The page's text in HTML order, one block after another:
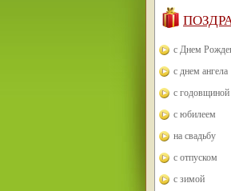
с Днем
с днем ангела
с годовщиной
с юбилеем
на свадьбу
с отпуском
с зимой